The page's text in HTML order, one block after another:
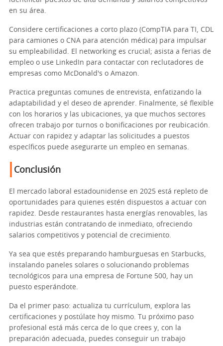
en su área.
Considere certificaciones a corto plazo (CompTIA para TI, CDL
para camiones o CNA para atención médica) para impulsar
su empleabilidad. El networking es crucial; asista a ferias de
empleo o use LinkedIn para contactar con reclutadores de
empresas como McDonald's o Amazon.
Practica preguntas comunes de entrevista, enfatizando la
adaptabilidad y el deseo de aprender. Finalmente, sé flexible
con los horarios y las ubicaciones, ya que muchos sectores
ofrecen trabajo por turnos o bonificaciones por reubicación.
Actuar con rapidez y adaptar las solicitudes a puestos
específicos puede asegurarte un empleo en semanas.
Conclusión
El mercado laboral estadounidense en 2025 está repleto de
oportunidades para quienes estén dispuestos a actuar con
rapidez. Desde restaurantes hasta energías renovables, las
industrias están contratando de inmediato, ofreciendo
salarios competitivos y potencial de crecimiento.
Ya sea que estés preparando hamburguesas en Starbucks,
instalando paneles solares o solucionando problemas
tecnológicos para una empresa de Fortune 500, hay un
puesto esperándote.
Da el primer paso: actualiza tu currículum, explora las
certificaciones y postúlate hoy mismo. Tu próximo paso
profesional está más cerca de lo que crees y, con la
preparación adecuada, puedes conseguir un trabajo